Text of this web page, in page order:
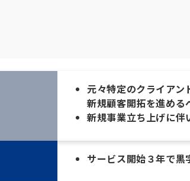
元々特定のクライアン
新規顧客開拓を進め
新規事業立ち上げに
サービス開始３年で